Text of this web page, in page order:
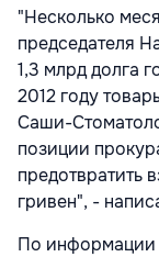
"Несколько
председателя
1,3 млрд долга
2012 году
Саши-
позиции
предотвратить
гривен", -
По информации